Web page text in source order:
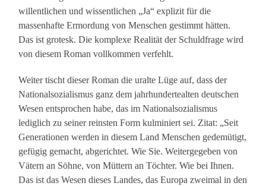
willentlichen und wissentlichen „Ja“ explizit für die
massenhafte Ermordung von Menschen gestimmt hätten.
Das ist grotesk. Die komplexe Realität der Schuldfrage wird
von diesem Roman vollkommen verfehlt.
Weiter tischt dieser Roman die uralte Lüge auf, dass der
Nationalsozialismus ganz dem jahrhundertealten deutschen
Wesen entsprochen habe, das im Nationalsozialismus
lediglich zu seiner reinsten Form kulminiert sei. Zitat: „Seit
Generationen werden in diesem Land Menschen gedemütigt,
gefügig gemacht, abgerichtet. Wie Sie. Weitergegeben von
Vätern an Söhne, von Müttern an Töchter. Wie bei Ihnen.
Das ist das Wesen dieses Landes, das Europa zweimal in den